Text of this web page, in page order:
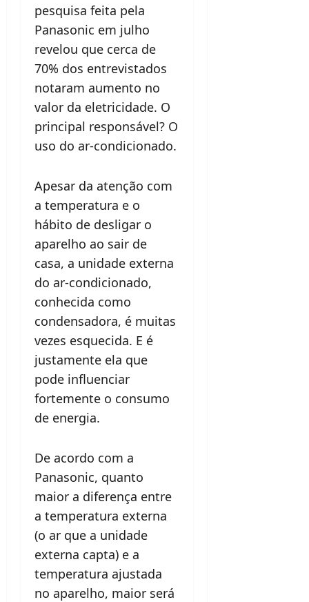
pesquisa feita pela
Panasonic em julho
revelou que cerca de
70% dos entrevistados
notaram aumento no
valor da eletricidade. O
principal responsável? O
uso do ar-condicionado.
Apesar da atenção com
a temperatura e o
hábito de desligar o
aparelho ao sair de
casa, a unidade externa
do ar-condicionado,
conhecida como
condensadora, é muitas
vezes esquecida. E é
justamente ela que
pode influenciar
fortemente o consumo
de energia.
De acordo com a
Panasonic, quanto
maior a diferença entre
a temperatura externa
(o ar que a unidade
externa capta) e a
temperatura ajustada
no aparelho, maior será